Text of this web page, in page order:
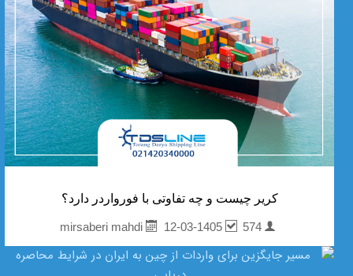
کریر چیست و چه تفاوتی با فورواردر دارد؟
mirsaberi mahdi
12-03-1405 574